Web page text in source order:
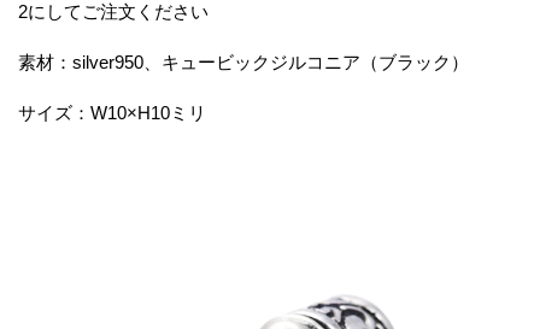
2にしてご注文ください
素材：silver950、キュービックジルコニア（ブラック）
サイズ：W10×H10ミリ